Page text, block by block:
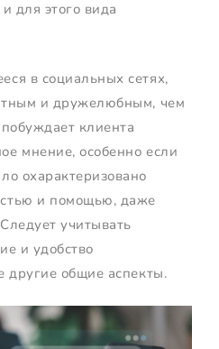
для этого вида
в социальных сетях,
и дружелюбным, чем
клиента
мнение, особенно если
охарактеризовано
и помощью, даже
учитывать
и удобство
другие общие аспекты.